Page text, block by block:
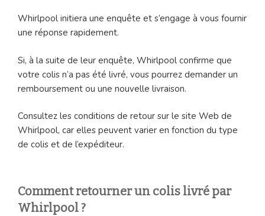
Whirlpool initiera une enquête et s’engage à vous fournir
une réponse rapidement.
Si, à la suite de leur enquête, Whirlpool confirme que
votre colis n’a pas été livré, vous pourrez demander un
remboursement ou une nouvelle livraison.
Consultez les conditions de retour sur le site Web de
Whirlpool, car elles peuvent varier en fonction du type
de colis et de l’expéditeur.
Comment retourner un colis livré par
Whirlpool ?